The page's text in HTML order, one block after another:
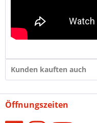
Kunden kauften auch
Öffnungszeiten